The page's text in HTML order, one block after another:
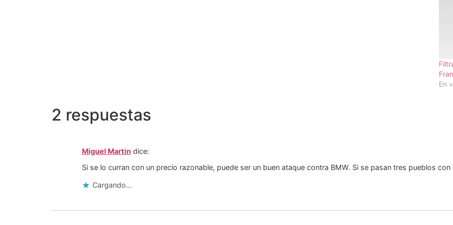
En
2 respuestas
Miguel Martin dice:
Si se lo curran con un precio razonable, puede ser un buen ataque contra BMW. Si se pasan tres pueblos
Cargando...